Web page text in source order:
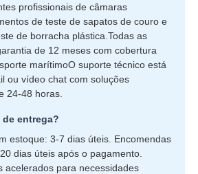
profissionais de câmaras
de teste de sapatos de couro e
de borracha plástica.Todas as
de 12 meses com cobertura
marítimoO suporte técnico está
ou vídeo chat com soluções
24-48 horas.
entrega?
estoque: 3-7 dias úteis. Encomendas
dias úteis após o pagamento.
acelerados para necessidades